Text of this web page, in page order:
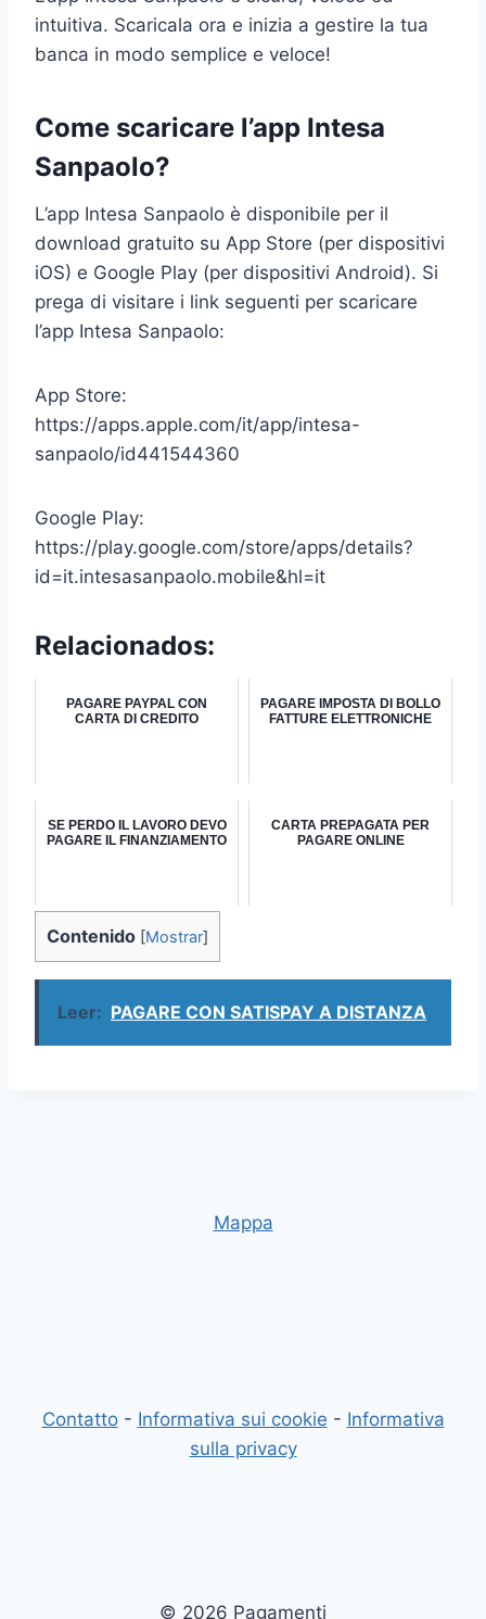
intuitiva. Scaricala ora e inizia a gestire la tua
banca in modo semplice e veloce!
Come scaricare l’app Intesa
Sanpaolo?
L’app Intesa Sanpaolo è disponibile per il
download gratuito su App Store (per dispositivi
iOS) e Google Play (per dispositivi Android). Si
prega di visitare i link seguenti per scaricare
l’app Intesa Sanpaolo:
App Store:
https://apps.apple.com/it/app/intesa-
sanpaolo/id441544360
Google Play:
https://play.google.com/store/apps/details?
id=it.intesasanpaolo.mobile&hl=it
Relacionados:
PAGARE PAYPAL CON
CARTA DI CREDITO
PAGARE IMPOSTA DI BOLLO
FATTURE ELETTRONICHE
SE PERDO IL LAVORO DEVO
PAGARE IL FINANZIAMENTO
CARTA PREPAGATA PER
PAGARE ONLINE
Contenido [Mostrar]
Leer: PAGARE CON SATISPAY A DISTANZA
Mappa
Contatto- Informativa sui cookie - Informativa
sulla privacy
© 2026 Pagamenti